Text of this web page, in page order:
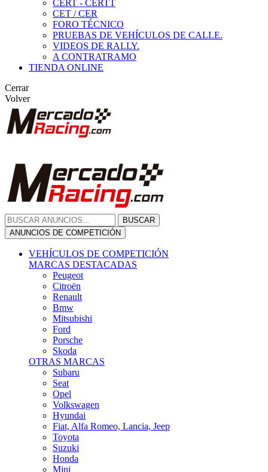
CERT - CERTT
CET / CER
FORO TÉCNICO
PRUEBAS DE VEHÍCULOS DE CALLE.
VIDEOS DE RALLY.
A CONTRATRAMO
TIENDA ONLINE
Cerrar
Volver
BUSCAR
ANUNCIOS DE COMPETICIÓN
VEHÍCULOS DE COMPETICIÓN
MARCAS DESTACADAS
Peugeot
Citroën
Renault
Bmw
Mitsubishi
Ford
Porsche
Skoda
OTRAS MARCAS
Subaru
Seat
Opel
Volkswagen
Hyundai
Fiat, Alfa Romeo, Lancia, Jeep
Toyota
Suzuki
Honda
Mini
Dacia